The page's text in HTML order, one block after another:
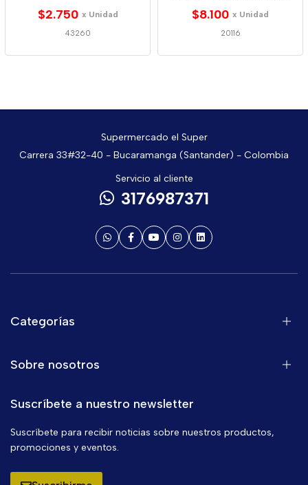
$2.750 x Unidad
43260
$8.100 x Unidad
20116
Supermercado el Super
Carrera 33#32-40 - Bucaramanga (Santander) - Colombia
Servicio al cliente
3176987371
Categorías
Sobre nosotros
Suscríbete a nuestro newsletter
Suscríbete para recibir noticias sobre nuestros productos,
promociones y eventos.